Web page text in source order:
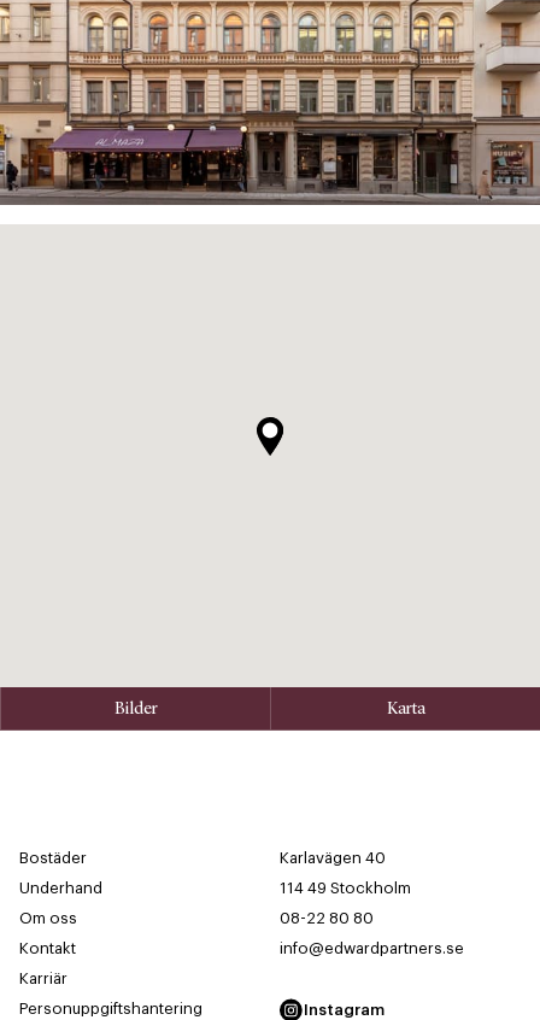
Bilder Karta
Bostäder
Underhand
Om oss
Kontakt
Karriär
Personuppgiftshantering
Karlavägen 40
114 49 Stockholm
08-22 80 80
info@edwardpartners.se
Instagram